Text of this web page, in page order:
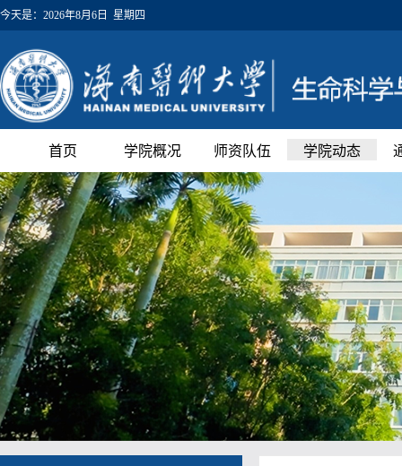
今天是： 2026年8月6日 星期四
首页 学院概况 师资队伍 学院动态